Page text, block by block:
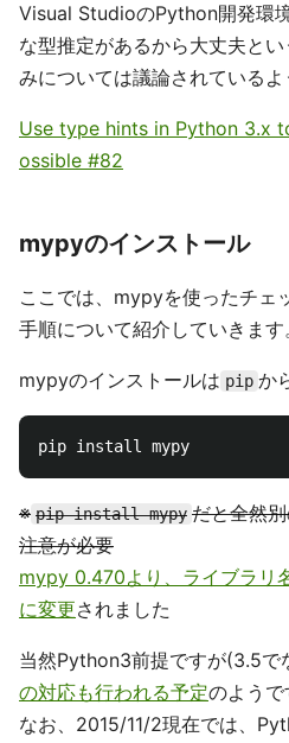
Visual StudioのPython開発環
な型推定があるから大丈夫と
みについては議論されているよ
Use type hints in Python 3.x
ossible #82
mypyのインストール
ここでは、mypyを使ったチェ
手順について紹介していきます
mypyのインストールは pip か
※ pip install mypy だと全然
注意が必要
mypy 0.470より、ライブラリ
に変更されました
当然Python3前提ですが(3.5で
の対応も行われる予定のようで
なお、2015/11/2現在では、